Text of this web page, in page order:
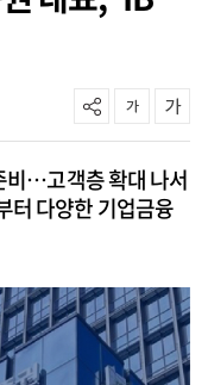
비…고객층 확대 나서
터 다양한 기업금융